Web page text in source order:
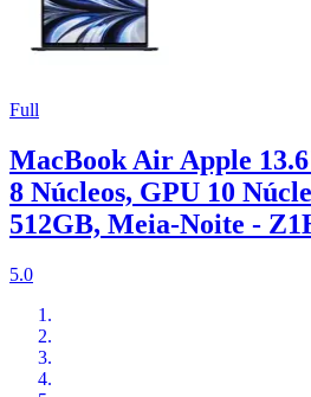
Full
MacBook Air Apple
8 Núcleos, GPU 10
512GB, Meia-Noite -
5.0